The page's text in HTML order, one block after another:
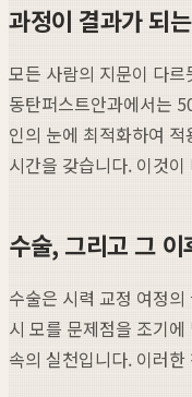
과정이 결과가 되
모든 사람의 지문이 다
동탄퍼스트안과에서는
인의 눈에 최적화하여
시간을 갖습니다. 이것이
수술, 그리고 그
수술은 시력 교정 여정
시 모를 문제점을 조기
속의 실천입니다. 이러